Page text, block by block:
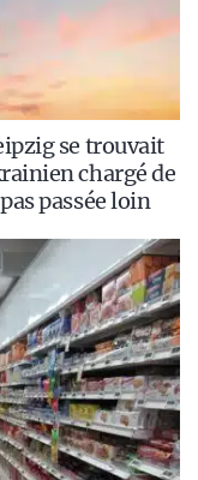
se trouvait
chargé de
passée loin